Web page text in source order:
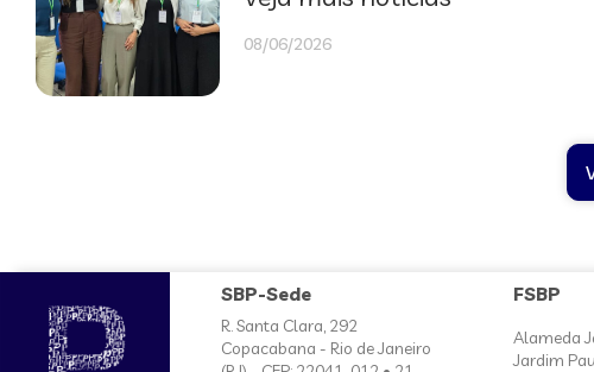
08/06/2026
SBP-Sede
R. Santa Clara, 292
Copacabana - Rio de Janeiro
FSBP
Alameda
Jardim